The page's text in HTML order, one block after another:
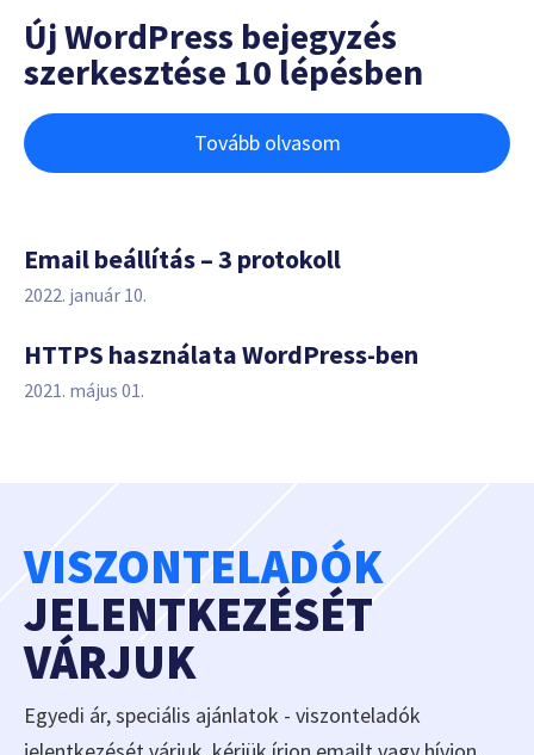
Új WordPress bejegyzés
szerkesztése 10 lépésben
Tovább olvasom
Email beállítás – 3 protokoll
2022. január 10.
HTTPS használata WordPress-ben
2021. május 01.
VISZONTELADÓK
JELENTKEZÉSÉT
VÁRJUK
Egyedi ár, speciális ajánlatok - viszonteladók